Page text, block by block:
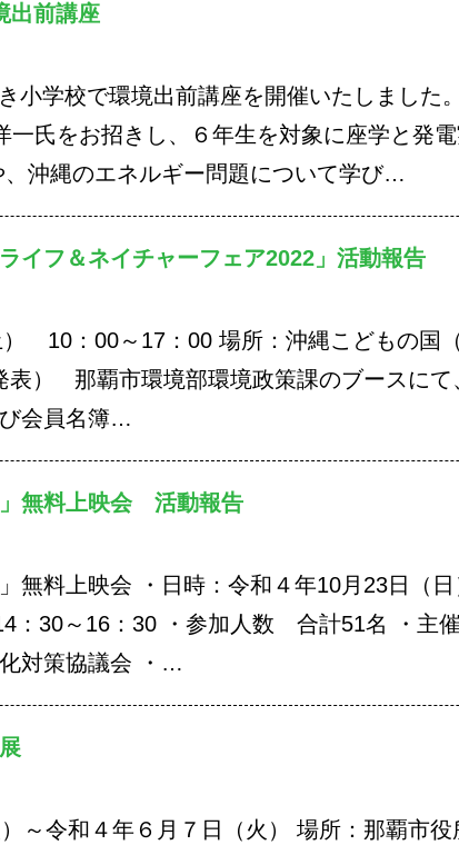
出前講座
小学校で環境出前講座を開催いたしました
氏をお招きし、６年生を対象に座学と発電
沖縄のエネルギー問題について学び…
イフ＆ネイチャーフェア2022」活動報告
10：00～17：00 場所：沖縄こどもの国（
表） 那覇市環境部環境政策課のブースにて
会員名簿…
無料上映会 活動報告
無料上映会 ・日時：令和４年10月23日（
：30～16：30 ・参加人数 合計51名 ・主
対策協議会 ・…
～令和４年６月７日（火） 場所：那覇市